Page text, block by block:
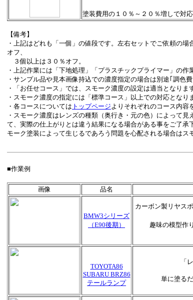
塗装費用の１０％～２０％増しで対応
【備考】
・上記はどれも「一個」の値段です。左右セットでご依頼の
オフ、
３個以上は３０％オフ。
・上記作業には「下地処理」「プラスチックプライマー」の作
・サンプル品や見本画像持込での濃度指定の場合は別途｢調色費
・「お任せコース」では、スモーク濃度の設定は適当となりま
・スモーク濃度の指定には「標準コース」以上での対応となり
・各コースについては トップページよりそれぞれのコース内
・スモーク濃度はレンズの種類（奥行き・元の色）によって
て、実際の仕上がりとは違う結果になる場合がある事をご了
モーク塗装によって生じるであろう問題を心配される場合はス
■作業例
画像 品名
BMW3シリーズ
（E90後期）
カーボン製リヤス
趣味の模型作
TOYOTA86
SUBARU BRZ86
テールランプ
「
単に塗る